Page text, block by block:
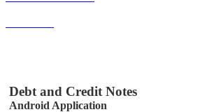
Debt and Credit Notes
Android Application